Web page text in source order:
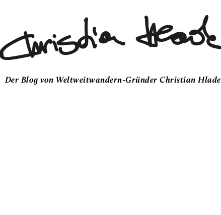
Der Blog von Weltweitwandern-Gründer Christian Hlade